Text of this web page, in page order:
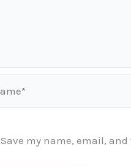
Save my name, email,